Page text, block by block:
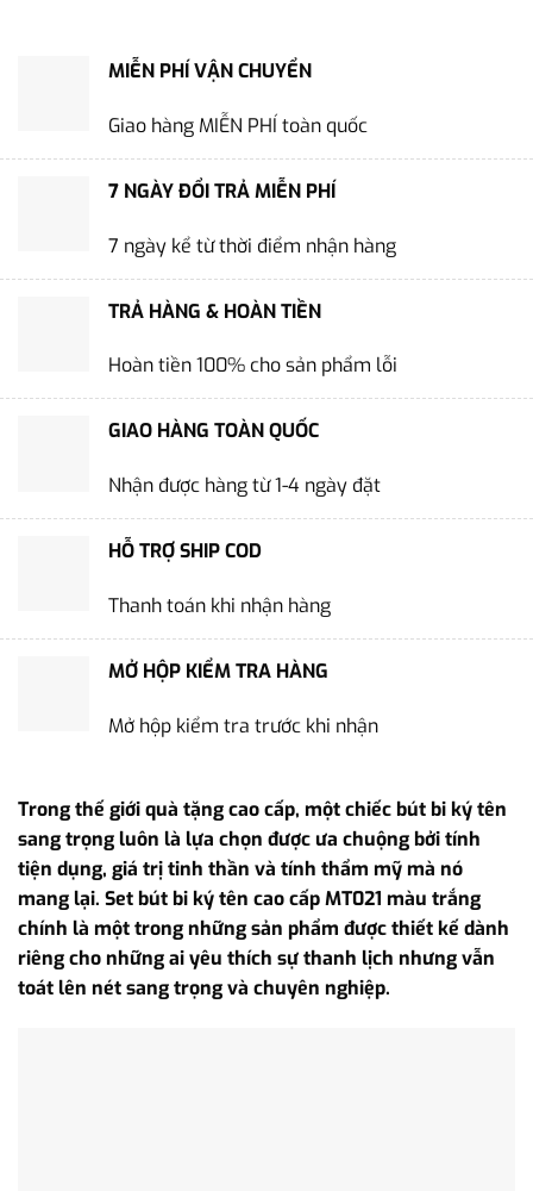
MIỄN PHÍ VẬN CHUYỂN
Giao hàng MIỄN PHÍ toàn quốc
7 NGÀY ĐỔI TRẢ MIỄN PHÍ
7 ngày kể từ thời điểm nhận hàng
TRẢ HÀNG & HOÀN TIỀN
Hoàn tiền 100% cho sản phẩm lỗi
GIAO HÀNG TOÀN QUỐC
Nhận được hàng từ 1-4 ngày đặt
HỖ TRỢ SHIP COD
Thanh toán khi nhận hàng
MỞ HỘP KIỂM TRA HÀNG
Mở hộp kiểm tra trước khi nhận
Trong thế giới quà tặng cao cấp, một chiếc bút bi ký tên
sang trọng luôn là lựa chọn được ưa chuộng bởi tính
tiện dụng, giá trị tinh thần và tính thẩm mỹ mà nó
mang lại. Set bút bi ký tên cao cấp MT021 màu trắng
chính là một trong những sản phẩm được thiết kế dành
riêng cho những ai yêu thích sự thanh lịch nhưng vẫn
toát lên nét sang trọng và chuyên nghiệp.